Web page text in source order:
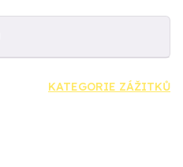
KATEGORIE ZÁŽITKŮ